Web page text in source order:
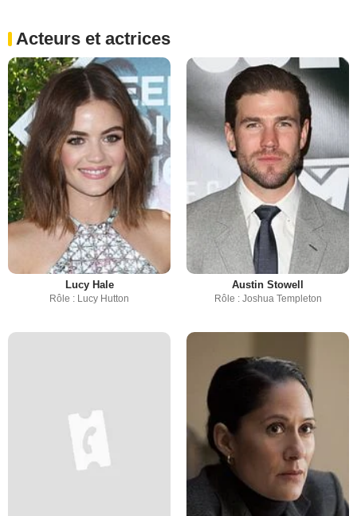
Acteurs et actrices
Lucy Hale
Rôle : Lucy Hutton
Austin Stowell
Rôle : Joshua Templeton